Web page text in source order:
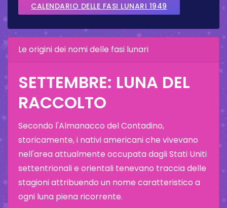
CALENDARIO DELLE FASI LUNARI 1949
Le origini dei nomi delle fasi lunari
SETTEMBRE: LUNA DEL
RACCOLTO
Secondo l'Almanacco del Contadino,
storicamente, i nativi americani che vivevano
nell'area attualmente occupata dagli Stati Uniti
settentrionali e orientali tenevano traccia delle
stagioni attribuendo un nome caratteristico a
ogni luna piena ricorrente.